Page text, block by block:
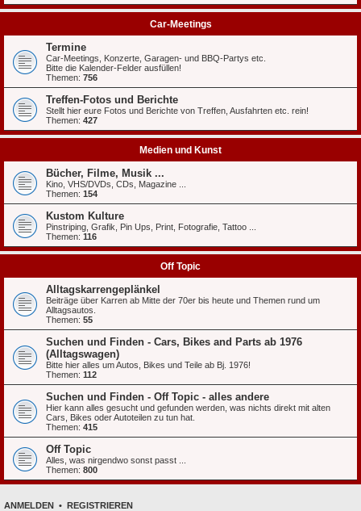
Car-Meetings
Termine
Car-Meetings, Konzerte, Garagen- und BBQ-Partys etc.
Bitte die Kalender-Felder ausfüllen!
Themen: 756
Treffen-Fotos und Berichte
Stellt hier eure Fotos und Berichte von Treffen, Ausfahrten etc. rein!
Themen: 427
Medien und Kunst
Bücher, Filme, Musik ...
Kino, VHS/DVDs, CDs, Magazine ...
Themen: 154
Kustom Kulture
Pinstriping, Grafik, Pin Ups, Print, Fotografie, Tattoo ...
Themen: 116
Off Topic
Alltagskarrengeplänkel
Beiträge über Karren ab Mitte der 70er bis heute und Themen rund um
Alltagsautos.
Themen: 55
Suchen und Finden - Cars, Bikes and Parts ab 1976
(Alltagswagen)
Bitte hier alles um Autos, Bikes und Teile ab Bj. 1976!
Themen: 112
Suchen und Finden - Off Topic - alles andere
Hier kann alles gesucht und gefunden werden, was nichts direkt mit alten
Cars, Bikes oder Autoteilen zu tun hat.
Themen: 415
Off Topic
Alles, was nirgendwo sonst passt ...
Themen: 800
ANMELDEN • REGISTRIEREN